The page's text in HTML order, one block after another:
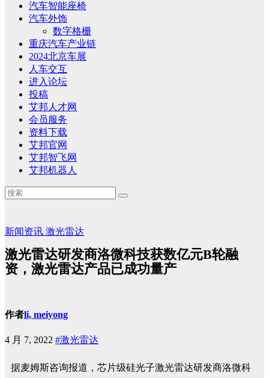
汽车智能座椅
汽车外饰
数字格栅
重庆汽车产业链
2024北京车展
人车交互
进入论坛
投稿
艾邦人才网
会员服务
资料下载
艾邦官网
艾邦智飞网
艾邦机器人
新闻资讯 激光雷达
激光雷达研发商洛微科技获数亿元B轮融
资，激光雷达产品已成功量产
作者li, meiyong
4 月 7, 2022 #激光雷达
据麦姆斯咨询报道，芯片级硅光子激光雷达研发商洛微科